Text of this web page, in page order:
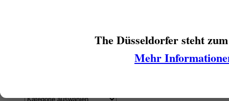
Rubriken
The Düsseldorfer steht
Mehr